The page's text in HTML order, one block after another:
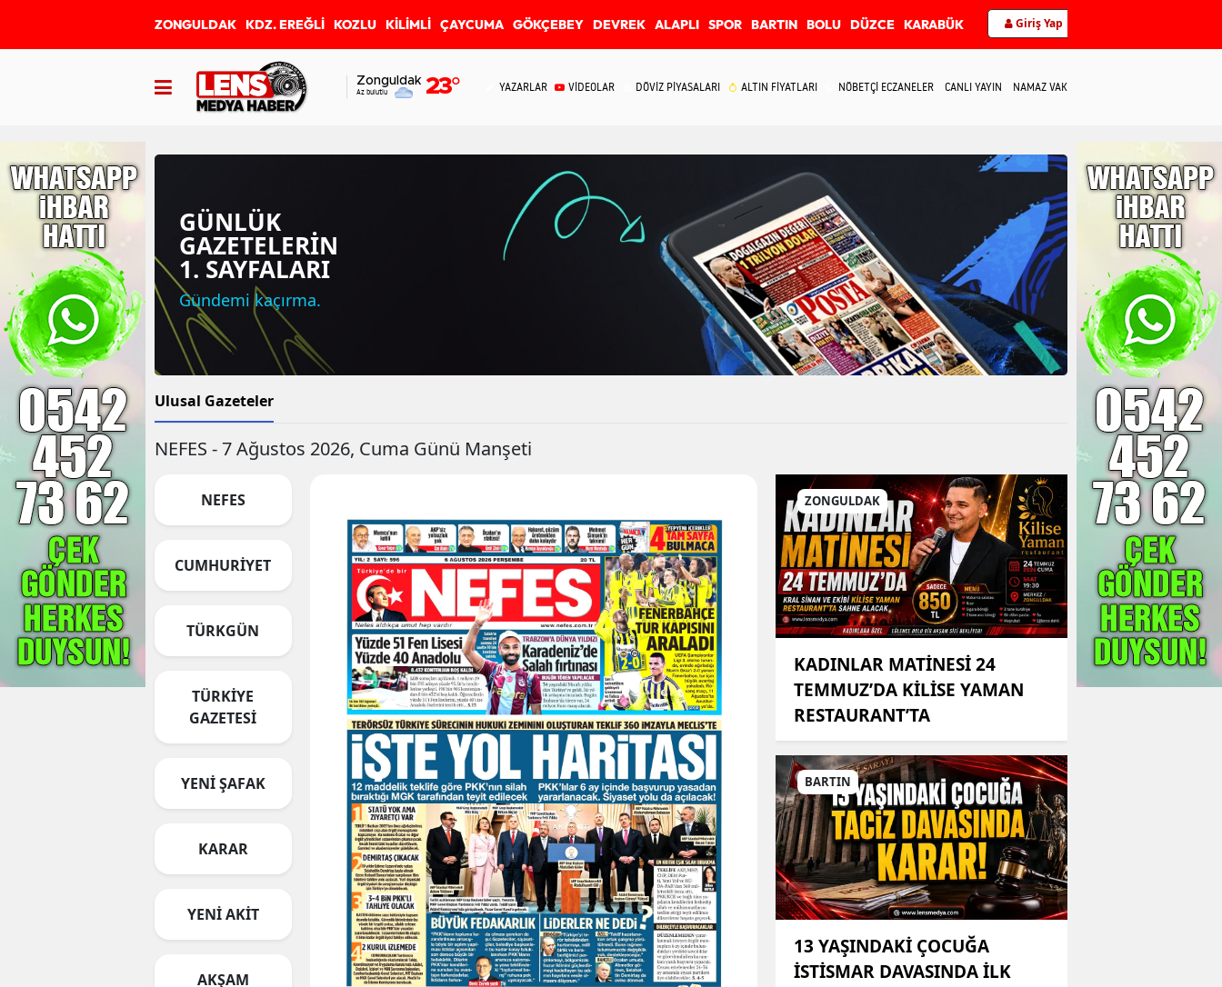
ZONGULDAK KDZ. EREĞLİ KOZLU KİLİMLİ ÇAYCUMA GÖKÇEBEY DEVREK ALAPLI SPOR BARTIN BOLU DÜZCE KARABÜK Giriş Yap
Zonguldak
Az bulutlu 23° YAZARLAR VİDEOLAR DÖVİZ PİYASALARI ALTIN FİYATLARI NÖBETÇİ ECZANELER CANLI YAYIN NAMAZ VAKİTLERİ
GÜNLÜK
GAZETELERİN
1. SAYFALARI
Gündemi kaçırma.
Ulusal Gazeteler
NEFES - 7 Ağustos 2026, Cuma Günü Manşeti
NEFES
CUMHURİYET
TÜRKGÜN
TÜRKİYE
GAZETESİ
YENİ ŞAFAK
KARAR
YENİ AKİT
AKŞAM
ZONGULDAK
KADINLAR MATİNESİ 24
TEMMUZ’DA KİLİSE YAMAN
RESTAURANT’TA
BARTIN
13 YAŞINDAKİ ÇOCUĞA
İSTİSMAR DAVASINDA İLK